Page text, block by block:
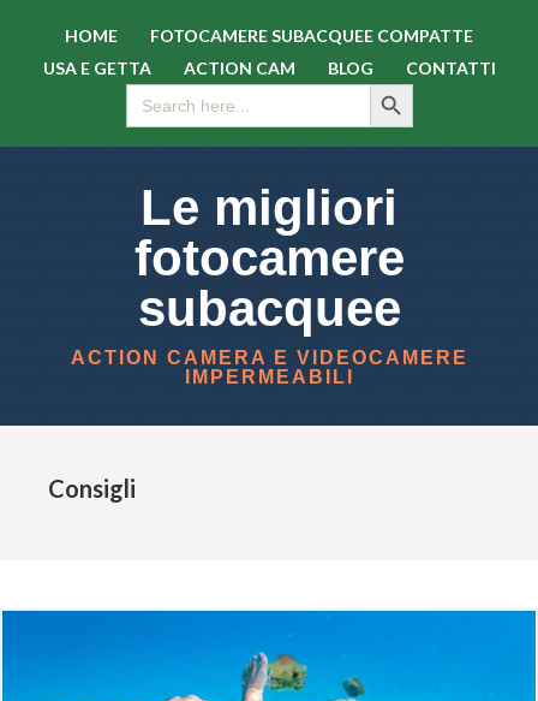
HOME
FOTOCAMERE SUBACQUEE COMPATTE
USA E GETTA
ACTION CAM BLOG
CONTATTI
Search
for:
SEARCH BUTTON
Le migliori
fotocamere
subacquee
ACTION CAMERA E VIDEOCAMERE
IMPERMEABILI
Consigli